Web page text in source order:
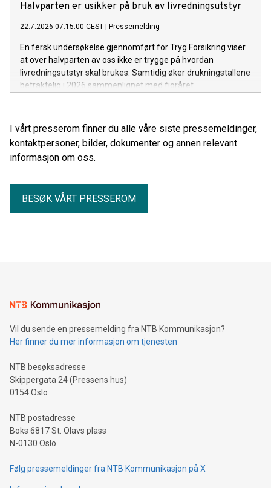
Halvparten er usikker på bruk av livredningsutstyr
22.7.2026 07:15:00 CEST Pressemelding
En fersk undersøkelse gjennomført for Tryg Forsikring viser
at over halvparten av oss ikke er trygge på hvordan
livredningsutstyr skal brukes. Samtidig øker drukningstallene
betraktelig i 2026 sammenlignet med fjoråret.
I vårt presserom finner du alle våre siste pressemeldinger,
kontaktpersoner, bilder, dokumenter og annen relevant
informasjon om oss.
BESØK VÅRT PRESSEROM
Vil du sende en pressemelding fra NTB Kommunikasjon?
Her finner du mer informasjon om tjenesten
NTB besøksadresse
Skippergata 24 (Pressens hus)
0154 Oslo
NTB postadresse
Boks 6817 St. Olavs plass
N-0130 Oslo
Følg pressemeldinger fra NTB Kommunikasjon på X